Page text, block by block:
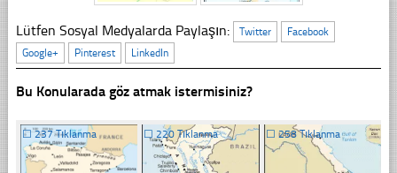
Lütfen Sosyal Medyalarda Paylaşın: Twitter
Facebook
Google+
Pinterest LinkedIn
Bu Konularada göz atmak istermisiniz?
☐237 Tıklanma ☐220 Tıklanma ☐ 258 Tıklanma